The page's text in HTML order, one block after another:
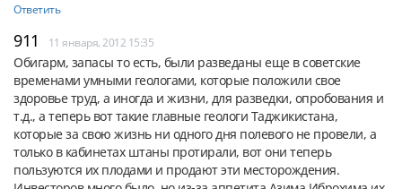
Ответить
911 11 января, 2012 15:35
Обигарм, запасы то есть, были разведаны еще в советские
временами умными геологами, которые положили свое
здоровье труд, а иногда и жизни, для разведки, опробования и
т.д., а теперь вот такие главные геологи Таджикистана,
которые за свою жизнь ни одного дня полевого не провели, а
только в кабинетах штаны протирали, вот они теперь
пользуются их плодами и продают эти месторождения.